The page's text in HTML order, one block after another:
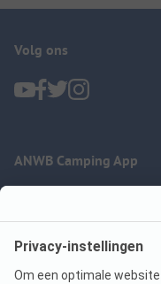
Volg ons
ANWB Camping App